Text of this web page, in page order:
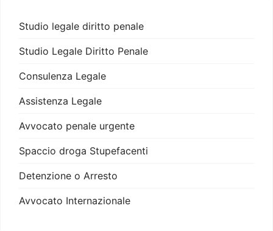
Studio legale diritto penale
Studio Legale Diritto Penale
Consulenza Legale
Assistenza Legale
Avvocato penale urgente
Spaccio droga Stupefacenti
Detenzione o Arresto
Avvocato Internazionale